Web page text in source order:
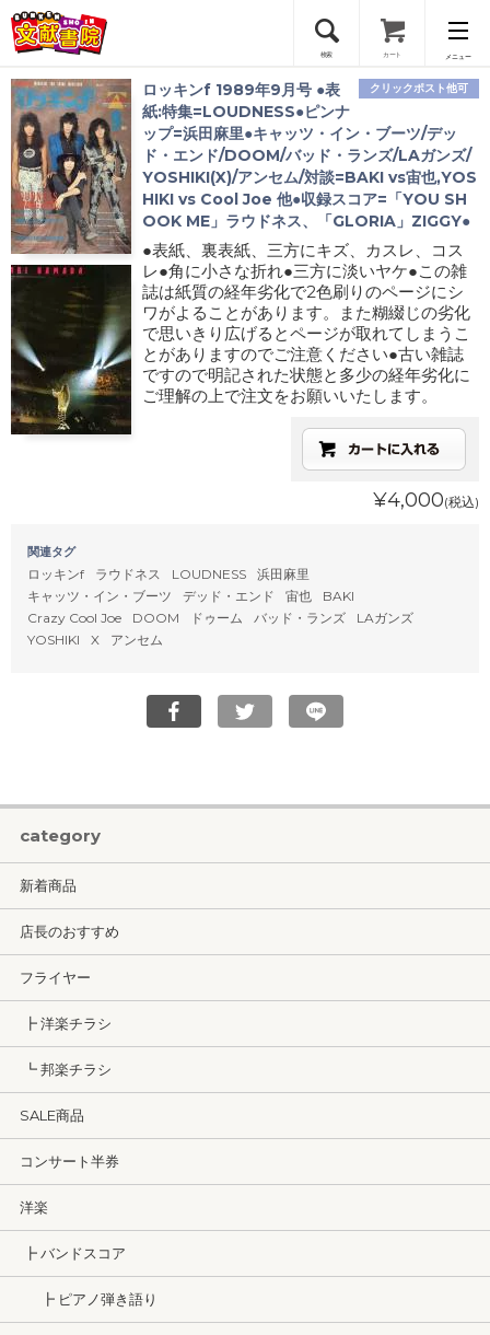
検索 カート メニュー
会員登録
ログイン
クリックポスト他可
ロッキンf 1989年9月号 ●表
紙:特集=LOUDNESS●ピンナ
ップ=浜田麻里●キャッツ・イン・ブーツ/デッ
ド・エンド/DOOM/バッド・ランズ/LAガンズ/
YOSHIKI(X)/アンセム/対談=BAKI vs宙也,YOS
HIKI vs Cool Joe 他●収録スコア=「YOU SH
OOK ME」ラウドネス、「GLORIA」ZIGGY●
●表紙、裏表紙、三方にキズ、カスレ、コス
レ●角に小さな折れ●三方に淡いヤケ●この雑
誌は紙質の経年劣化で2色刷りのページにシ
ワがよることがあります。また糊綴じの劣化
で思いきり広げるとページが取れてしまうこ
とがありますのでご注意ください●古い雑誌
ですので明記された状態と多少の経年劣化に
ご理解の上で注文をお願いいたします。
¥4,000(税込)
関連タグ
ロッキンf ラウドネス LOUDNESS
浜田麻里
キャッツ・イン・ブーツ
デッド・エンド 宙也
BAKI
Crazy Cool Joe
DOOM ドゥーム バッド・ランズ
LAガンズ
YOSHIKI
X アンセム
category
新着商品
店長のおすすめ
フライヤー
┣ 洋楽チラシ
┗ 邦楽チラシ
SALE商品
コンサート半券
洋楽
┣ バンドスコア
┣ ピアノ弾き語り